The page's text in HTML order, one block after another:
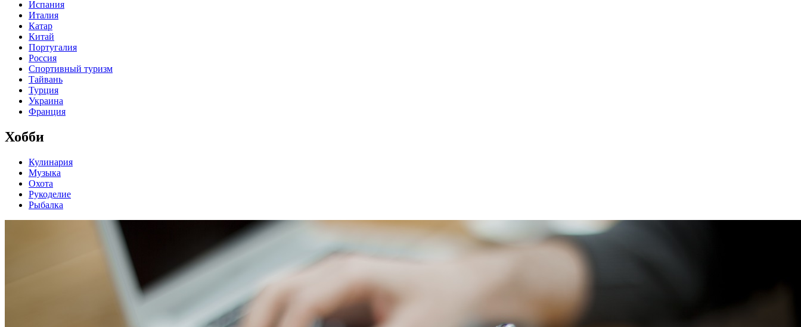
Испания
Италия
Катар
Китай
Португалия
Россия
Спортивный туризм
Тайвань
Турция
Украина
Франция
Хобби
Кулинария
Музыка
Охота
Рукоделие
Рыбалка